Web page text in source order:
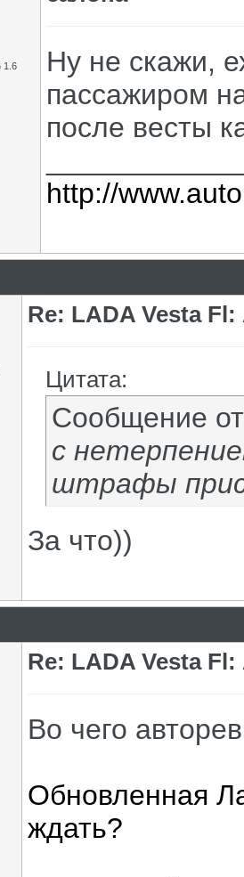
1.6
Ну не скажи,
пассажиром
после весты
http://
Re: LADA Vesta
Цитата:
Сообщение
с
штрафы
За что))
Re: LADA Vesta
Во чего
Обновленная
ждать?